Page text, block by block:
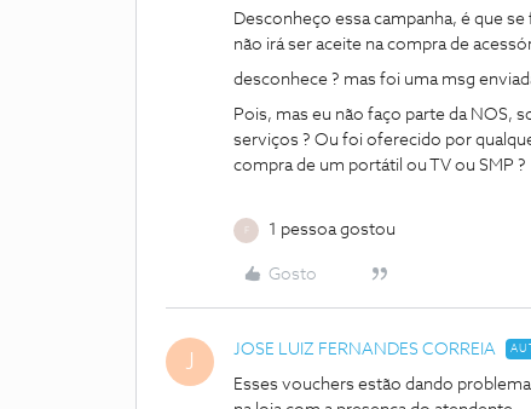
Desconheço essa campanha, é que
não irá ser aceite na compra de
desconhece ? mas foi uma msg
Pois, mas eu não faço parte da NOS,
serviços ? Ou foi oferecido por
compra de um portátil ou TV ou SMP ?
1 pessoa gostou
Gosto
J JOSE LUIZ FERNANDES CORREIA
Esses vouchers estão dando